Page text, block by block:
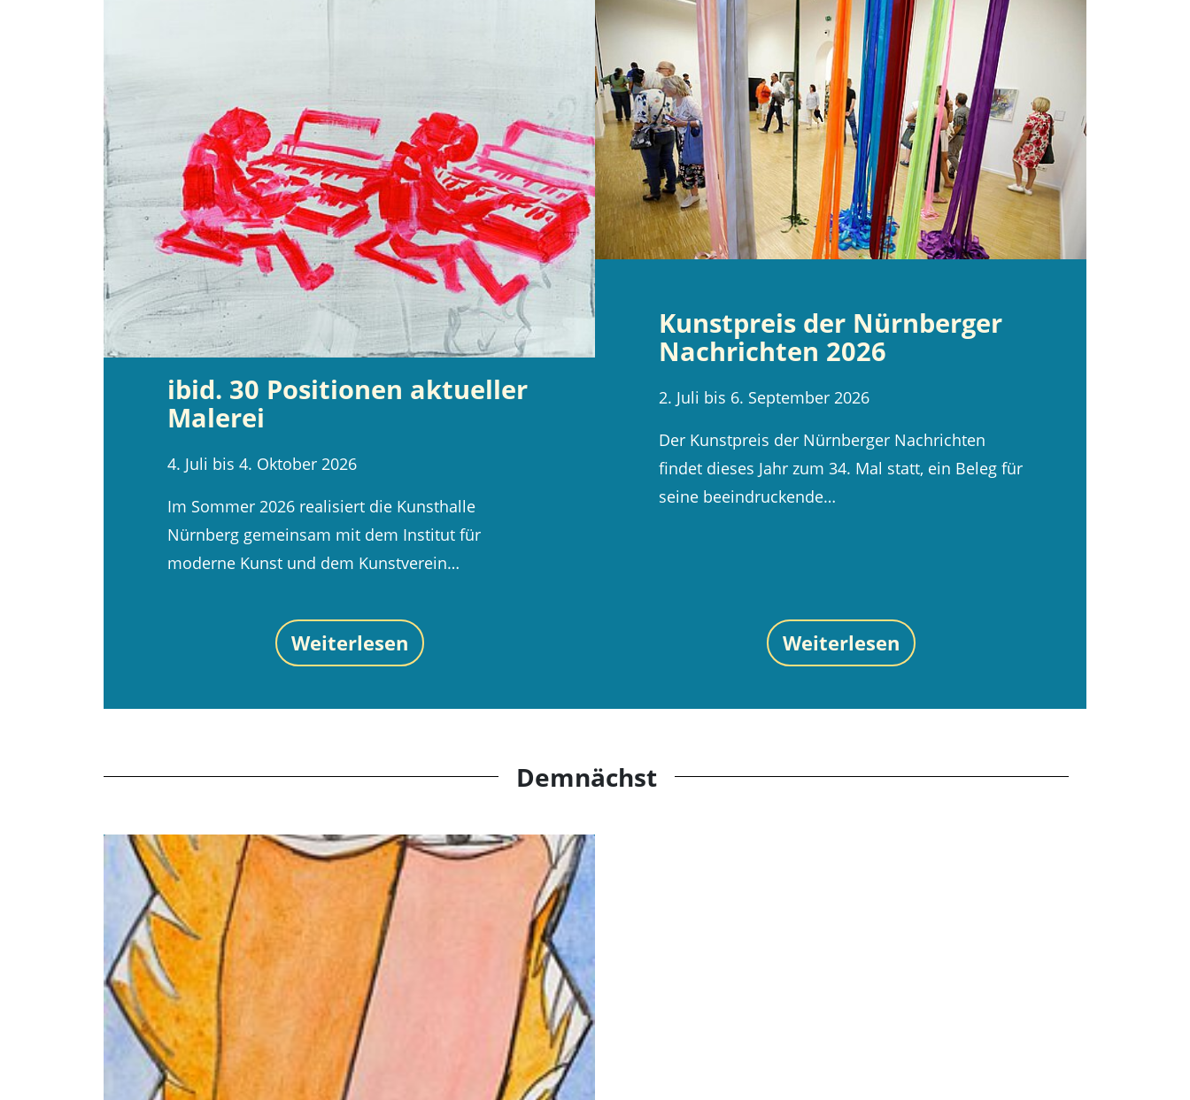
ibid. 30 Positionen aktueller
Malerei
4. Juli bis 4. Oktober 2026
Im Sommer 2026 realisiert die Kunsthalle
Nürnberg gemeinsam mit dem Institut für
moderne Kunst und dem Kunstverein…
Weiterlesen
Kunstpreis der Nürnberger
Nachrichten 2026
2. Juli bis 6. September 2026
Der Kunstpreis der Nürnberger Nachrichten
findet dieses Jahr zum 34. Mal statt, ein Beleg für
seine beeindruckende…
Weiterlesen
Demnächst